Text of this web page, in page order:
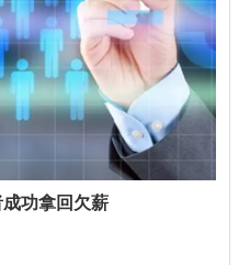
功拿回欠薪